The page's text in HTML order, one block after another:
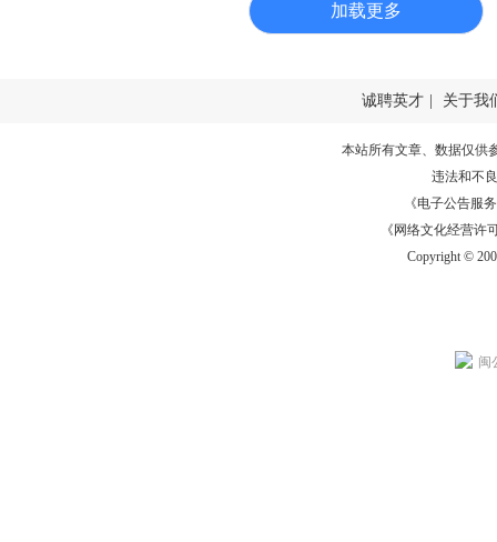
加载更多
诚聘英才 关于我
本站所有文章、数据仅供
违法和不
《电子公告服务
《网络文化经营许
Copyright ©
闽